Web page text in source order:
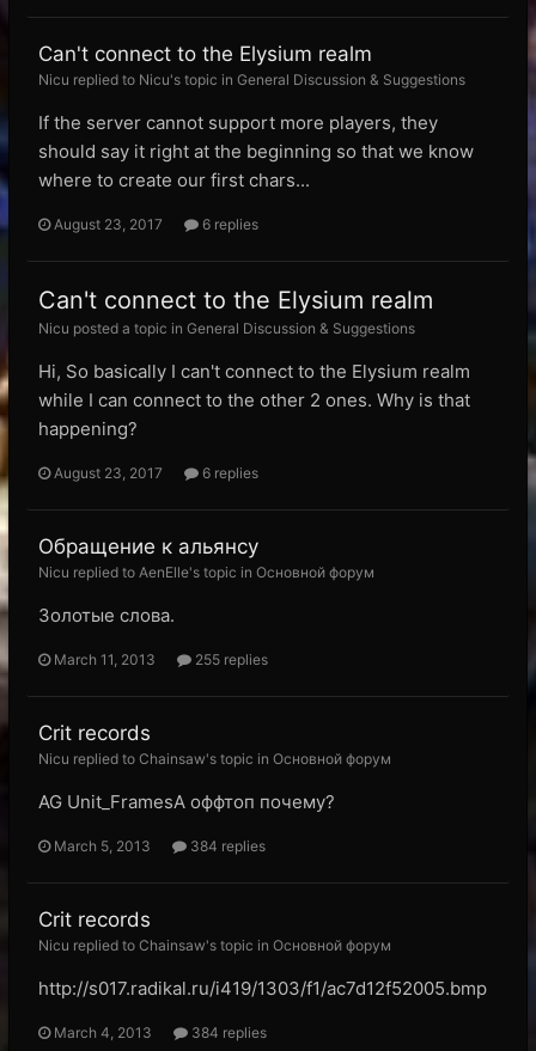
Can't connect to the Elysium realm
Nicu replied to Nicu's topic in General Discussion & Suggestions
If the server cannot support more players, they
should say it right at the beginning so that we know
where to create our first chars...
August 23, 2017 6 replies
Can't connect to the Elysium realm
Nicu posted a topic in General Discussion & Suggestions
Hi, So basically I can't connect to the Elysium realm
while I can connect to the other 2 ones. Why is that
happening?
August 23, 2017 6 replies
Обращение к альянсу
Nicu replied to AenElle's topic in Основной форум
Золотые слова.
March 11, 2013 255 replies
Crit records
Nicu replied to Chainsaw's topic in Основной форум
AG Unit_FramesА оффтоп почему?
March 5, 2013 384 replies
Crit records
Nicu replied to Chainsaw's topic in Основной форум
http://s017.radikal.ru/i419/1303/f1/ac7d12f52005.bmp
March 4, 2013 384 replies